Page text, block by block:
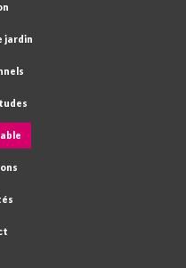
jardin